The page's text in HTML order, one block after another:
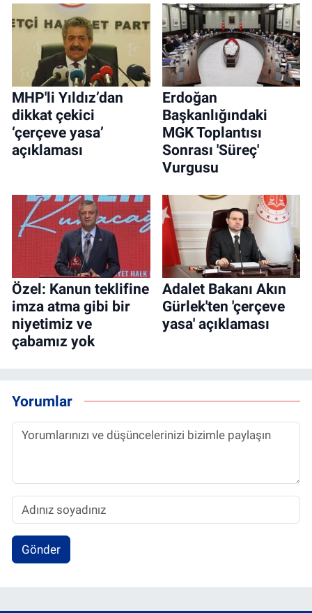
MHP'li Yıldız’dan
dikkat çekici
‘çerçeve yasa’
açıklaması
Erdoğan
Başkanlığındaki
MGK Toplantısı
Sonrası 'Süreç'
Vurgusu
Özel: Kanun teklifine
imza atma gibi bir
niyetimiz ve
çabamız yok
Adalet Bakanı Akın
Gürlek'ten 'çerçeve
yasa' açıklaması
Yorumlar
Gönder